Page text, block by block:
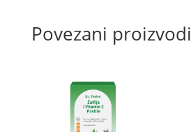
Povezani proizvodi